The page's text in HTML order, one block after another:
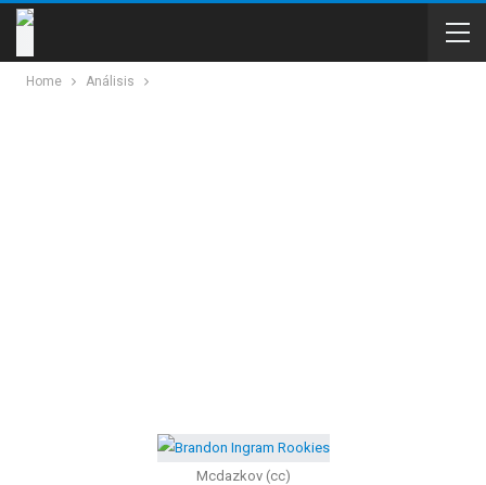
Home Análisis
Mcdazkov (cc)